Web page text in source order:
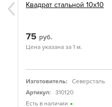
Квадрат стальной 10х10
75 руб.
Цена указана за 1 м.
Изготовитель:
Северсталь
Артикул:
310120
Есть в наличии